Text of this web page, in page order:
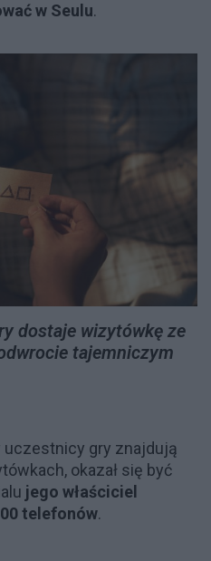
w Seulu.
dostaje wizytówkę ze
tajemniczym
uczestnicy gry znajdują
okazał się być
jego właściciel
telefonów.